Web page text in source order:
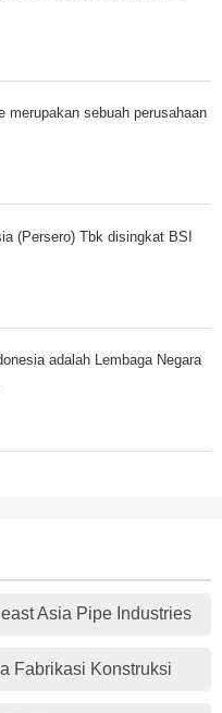
merupakan sebuah perusahaan
(Persero) Tbk disingkat BSI
adalah Lembaga Negara
Asia Pipe Industries
Fabrikasi Konstruksi